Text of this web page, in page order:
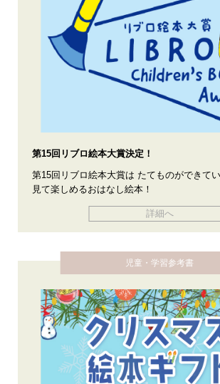
第15回リブロ絵本大賞決定！
第15回リブロ絵本大賞は たてものができて
見て楽しめるおはなし絵本！
詳細へ
児童・学習参考書